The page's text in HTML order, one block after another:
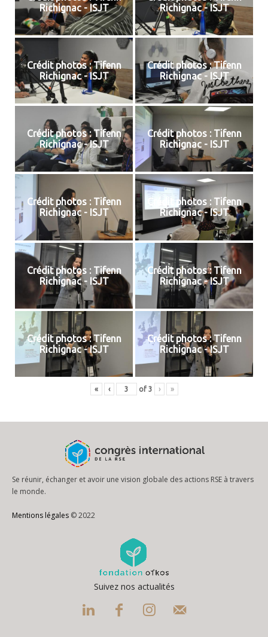
Richignac - ISJT
Richignac - ISJT
Crédit photos : Tifenn
Richignac - ISJT
Crédit photos : Tifenn
Richignac - ISJT
Crédit photos : Tifenn
Richignac - ISJT
Crédit photos : Tifenn
Richignac - ISJT
Crédit photos : Tifenn
Richignac - ISJT
Crédit photos : Tifenn
Richignac - ISJT
Crédit photos : Tifenn
Richignac - ISJT
Crédit photos : Tifenn
Richignac - ISJT
Crédit photos : Tifenn
Richignac - ISJT
Crédit photos : Tifenn
Richignac - ISJT
« ‹ of 3 › »
Se réunir, échanger et avoir une vision globale des actions RSE à travers
le monde.
Mentions légales © 2022
Suivez nos actualités